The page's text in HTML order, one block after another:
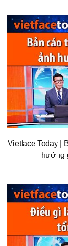
Vietface Today |
hưởng